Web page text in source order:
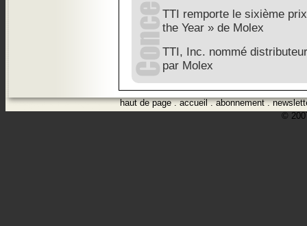
TTI remporte le sixième
the Year » de Molex
TTI, Inc. nommé
par Molex
haut de page.accueil.abonnement.
©